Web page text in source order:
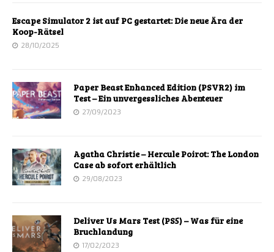
Escape Simulator 2 ist auf PC gestartet: Die neue Ära der
Koop-Rätsel
28/10/2025
Paper Beast Enhanced Edition (PSVR2) im
Test – Ein unvergessliches Abenteuer
27/09/2023
Agatha Christie – Hercule Poirot: The London
Case ab sofort erhältlich
29/08/2023
Deliver Us Mars Test (PS5) – Was für eine
Bruchlandung
17/02/2023